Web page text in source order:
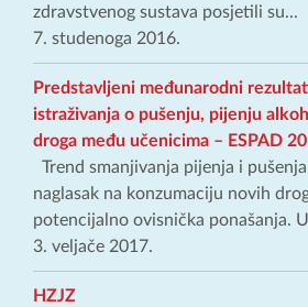
zdravstvenog sustava posjetili su...
7. studenoga 2016.
Predstavljeni međunarodni
istraživanja o pušenju, pijenju
droga među učenicima – ESPAD
Trend smanjivanja pijenja i
naglasak na konzumaciju novih
potencijalno ovisnička ponašanja.
3. veljače 2017.
HZJZ